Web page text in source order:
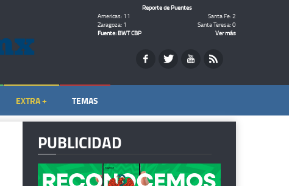
Reporte de Puentes
Americas: 11
Santa Fe: 2
Zaragoza: 1
Santa Teresa: 0
Fuente: BWT CBP
Ver más
EXTRA + TEMAS
PUBLICIDAD